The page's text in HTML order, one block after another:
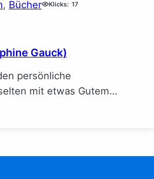
, Bücher Klicks: 17
Gauck)
persönliche
mit etwas Gutem…